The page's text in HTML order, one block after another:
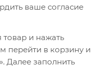
ваше согласие
и нажать
перейти в корзину и
Далее заполнить